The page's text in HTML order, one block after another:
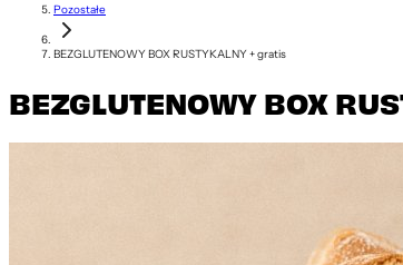
Pozostałe
BEZGLUTENOWY BOX RUSTYKALNY + gratis
BEZGLUTENOWY BOX